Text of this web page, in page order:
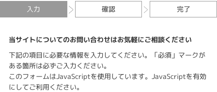
入力 確認 完了
当サイトについてのお問い合わせはお気軽にご相談ください
下記の項目に必要な情報を入力してください。「必須」マークが
ある箇所は必ずご入力ください。
このフォームはJavaScriptを使用しています。JavaScriptを有効
にしてご利用ください。